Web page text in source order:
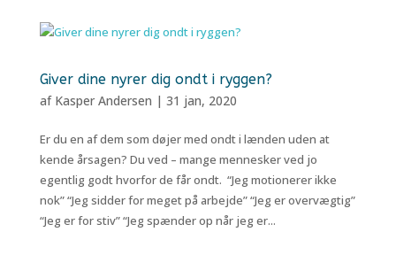
Giver dine nyrer dig ondt i ryggen?
af Kasper Andersen | 31 jan, 2020
Er du en af dem som døjer med ondt i lænden uden at
kende årsagen? Du ved – mange mennesker ved jo
egentlig godt hvorfor de får ondt. “Jeg motionerer ikke
nok” “Jeg sidder for meget på arbejde” “Jeg er overvægtig”
“Jeg er for stiv” “Jeg spænder op når jeg er...